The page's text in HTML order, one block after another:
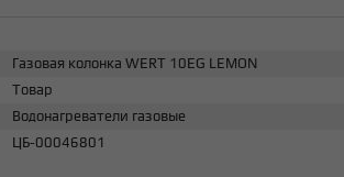
Газовая колонка WERT 10EG LEMON
Товар
Водонагреватели газовые
ЦБ-00046801